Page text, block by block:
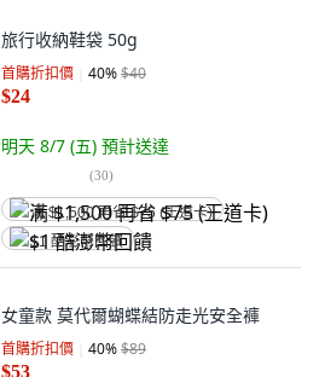
旅行收納鞋袋 50g
首購折扣價 40%$40
$24
明天 8/7 (五) 預計送達
(30)
满 $1,500 再省 $75 (王道卡)
$1 酷澎幣回饋
女童款 莫代爾蝴蝶結防走光安全褲
首購折扣價 40%$89
$53